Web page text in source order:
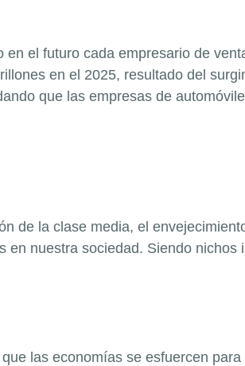
el futuro cada empresario de
en el 2025, resultado del
que las empresas de
de la clase media, el
nuestra sociedad. Siendo
las economías se esfuercen